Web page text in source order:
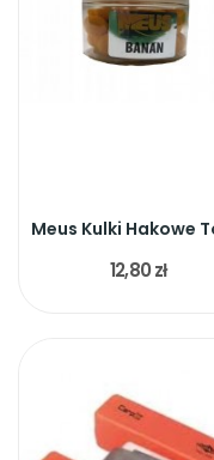
12,80 zł